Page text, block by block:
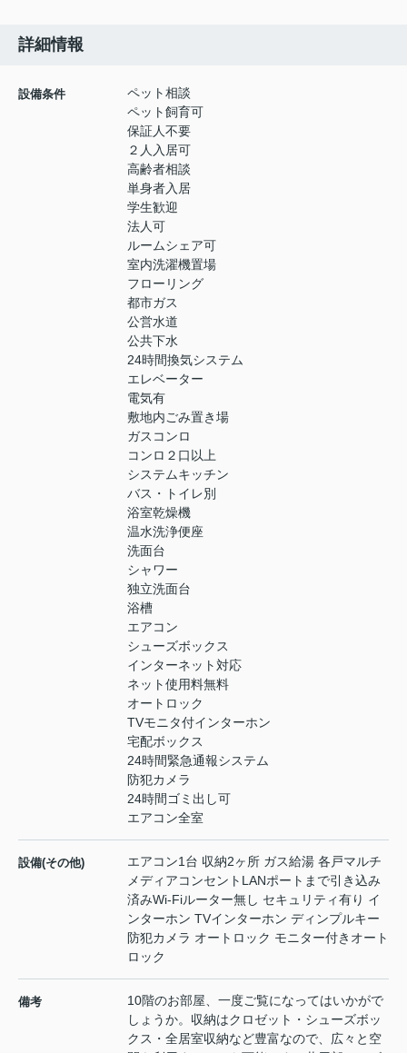
詳細情報
設備条件
ペット相談
ペット飼育可
保証人不要
２人入居可
高齢者相談
単身者入居
学生歓迎
法人可
ルームシェア可
室内洗濯機置場
フローリング
都市ガス
公営水道
公共下水
24時間換気システム
エレベーター
電気有
敷地内ごみ置き場
ガスコンロ
コンロ２口以上
システムキッチン
バス・トイレ別
浴室乾燥機
温水洗浄便座
洗面台
シャワー
独立洗面台
浴槽
エアコン
シューズボックス
インターネット対応
ネット使用料無料
オートロック
TVモニタ付インターホン
宅配ボックス
24時間緊急通報システム
防犯カメラ
24時間ゴミ出し可
エアコン全室
設備(その他)
エアコン1台 収納2ヶ所 ガス給湯 各戸マルチ
メディアコンセントLANポートまで引き込み
済みWi-Fiルーター無し セキュリティ有り イ
ンターホン TVインターホン ディンプルキー
防犯カメラ オートロック モニター付きオート
ロック
備考
10階のお部屋、一度ご覧になってはいかがで
しょうか。収納はクロゼット・シューズボッ
クス・全居室収納など豊富なので、広々と空